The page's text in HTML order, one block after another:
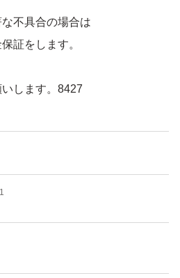
不具合の場合は
証をします。
します。8427
ATA